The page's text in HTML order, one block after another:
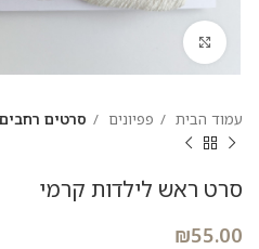
עמוד הבית פפיונים סרטים רחבים
סרט ראש לילדות קרמי
₪55.00